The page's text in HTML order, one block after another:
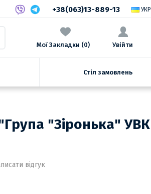
+38(063)13-889-13 УКР
Мої Закладки (0) Увійти
Стіл замовлень
"Зіронька" УВК
відгук